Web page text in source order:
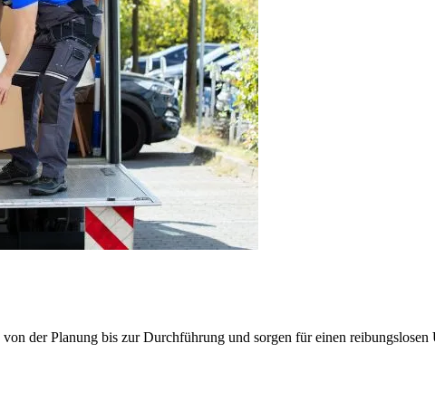
der Planung bis zur Durchführung und sorgen für einen